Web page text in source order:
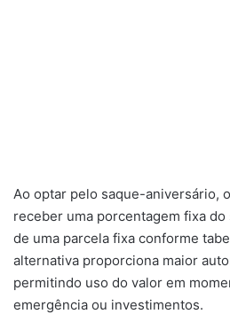
Ao optar pelo saque-aniversário,
receber uma porcentagem fixa
de uma parcela fixa conforme
alternativa proporciona maior
permitindo uso do valor em
emergência ou investimentos.